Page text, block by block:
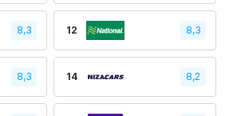
8,3 12 8,3
8,3 14 8,2